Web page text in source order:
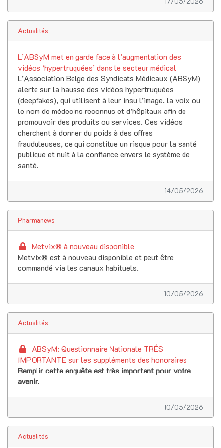
Actualités
L’ABSyM met en garde face à l’augmentation des
vidéos ‘hypertruquées’ dans le secteur médical
L’Association Belge des Syndicats Médicaux (ABSyM)
alerte sur la hausse des vidéos hypertruquées
(deepfakes), qui utilisent à leur insu l’image, la voix ou
le nom de médecins reconnus et d’hôpitaux afin de
promouvoir des produits ou services. Ces vidéos
cherchent à donner du poids à des offres
frauduleuses, ce qui constitue un risque pour la santé
publique et nuit à la confiance envers le système de
santé.
14/05/2026
Pharmanews
Metvix® à nouveau disponible
Metvix® est à nouveau disponible et peut être
commandé via les canaux habituels.
10/05/2026
Actualités
ABSyM: Questionnaire Nationale TRÉS
IMPORTANTE sur les suppléments des honoraires
Remplir cette enquête est très important pour votre
avenir.
10/05/2026
Actualités